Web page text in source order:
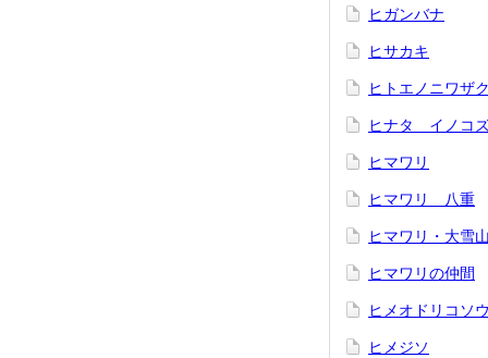
ヒガンバナ
ヒサカキ
ヒトエノニワザ
ヒナタ イノコ
ヒマワリ
ヒマワリ 八重
ヒマワリ・大雪山
ヒマワリの仲間
ヒメオドリコソウ
ヒメジソ